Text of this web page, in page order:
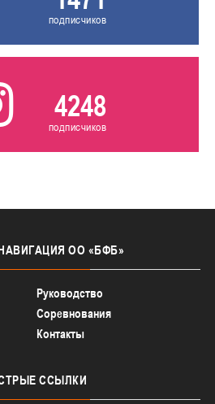
подписчиков
4248
подписчиков
ОО «БФБ»
Руководство
Соревнования
Контакты
ССЫЛКИ